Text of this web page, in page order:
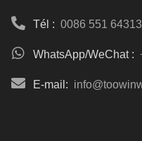
Tél : 0086 551
WhatsApp/WeChat :
E-mail: